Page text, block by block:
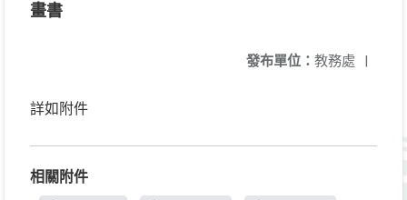
畫書
發布單位： 教務處 |
詳如附件
相關附件